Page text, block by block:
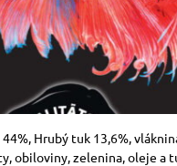
Hrubý tuk 13,6%,
obiloviny, zelenina, oleje a